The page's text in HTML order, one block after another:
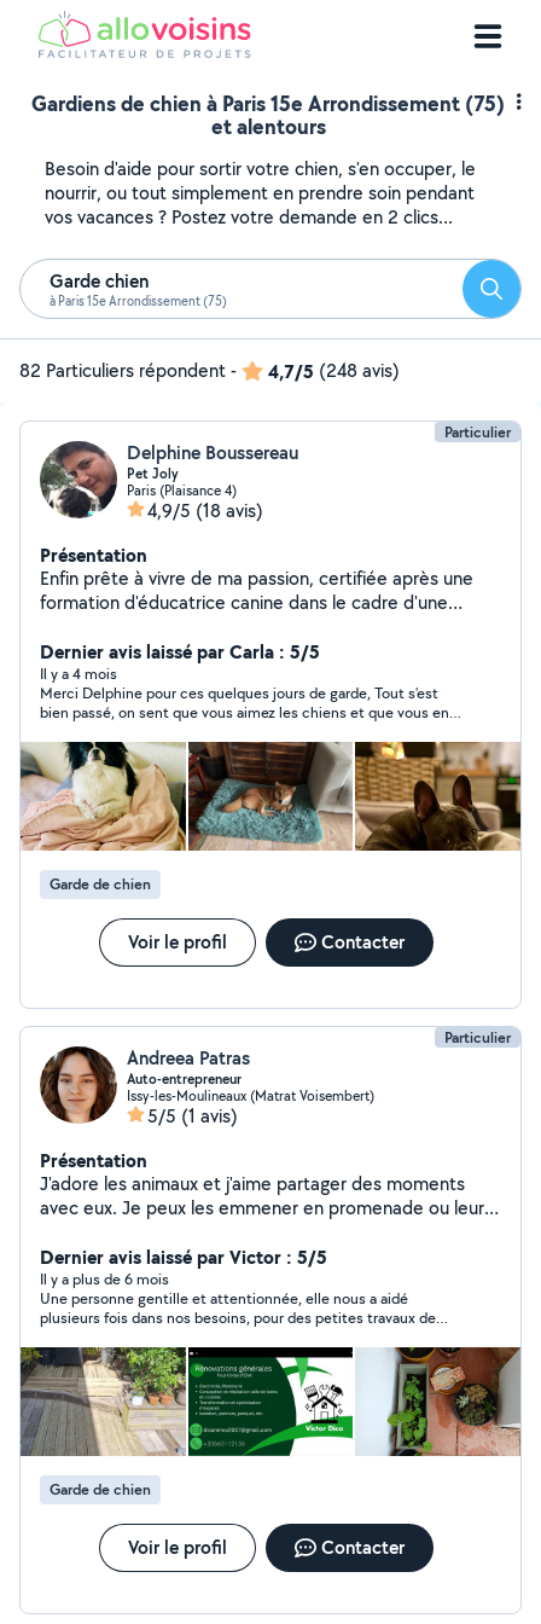
Gardiens de chien à Paris 15e Arrondissement (75)
et alentours
Besoin d'aide pour sortir votre chien, s'en occuper, le
nourrir, ou tout simplement en prendre soin pendant
vos vacances ? Postez votre demande en 2 clics...
Garde chien
à Paris 15e Arrondissement (75)
82 Particuliers répondent- 4,7/5 (248 avis)
Particulier
Delphine Boussereau
Pet Joly
Paris (Plaisance 4)
4,9/5 (18 avis)
Présentation
Enfin prête à vivre de ma passion, certifiée après une
formation d'éducatrice canine dans le cadre d'une
prendre soin de vos loulous pendant vos absences, pour
des promenades ou du gardiennage. A mon domicile
dans sa totalité, ils passeront du bon temps entre
câlins, siestes et promenades sans oublier qu'ils
deviendront très certainement les meilleurs copains, de
mes 2 petits carlins chaleureux, joueurs et bien
éduqués. Disponible pour répondre à toutes vos
questions ou interrogations et même de vos craintes
pour confier vos petites boules de poils à une inconnue,
n'hésitez pas à me contacter parmail. Votre future pett-
sitter ;-) Delphine.
Dernier avis laissé par Carla : 5/5
Il y a 4 mois
Merci Delphine pour ces quelques jours de garde, Tout s'est
bien passé, on sent que vous aimez les chiens et que vous en
Garde de chien
Voir le profil Contacter
Particulier
Andreea Patras
Auto-entrepreneur
Issy-les-Moulineaux (Matrat Voisembert)
5/5 (1 avis)
Présentation
J'adore les animaux et j'aime partager des moments
avec eux. Je peux les emmener en promenade ou leur
appartement). Je pourrais également vous aider à
arroser vos plantes d'intérieur si vous partez en
vacances, ou encore faire quelques courses pour vous.
Dernier avis laissé par Victor : 5/5
Il y a plus de 6 mois
Une personne gentille et attentionnée, elle nous a aidé
plusieurs fois dans nos besoins, pour des petites travaux de
l'école. En plus elle a un petit charmant accent de Roumanie :)
et s'exprime mieux en anglais.
Garde de chien
Voir le profil Contacter